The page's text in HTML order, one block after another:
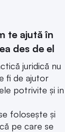
te ajută în
des de el
juridică nu
fi de ajutor
potrivite și in
folosește și
pe care se